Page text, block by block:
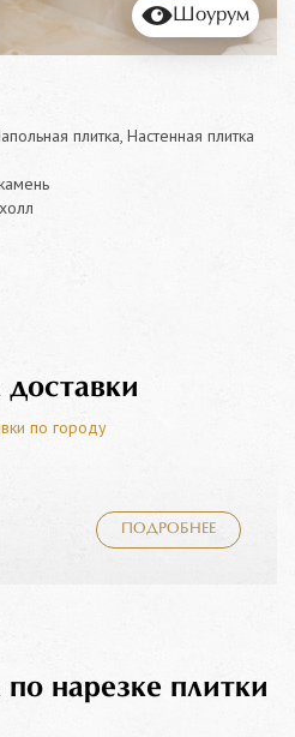
Шоурум
плитка, Настенная плитка
доставки
по городу
ПОДРОБНЕЕ
по нарезке плитки